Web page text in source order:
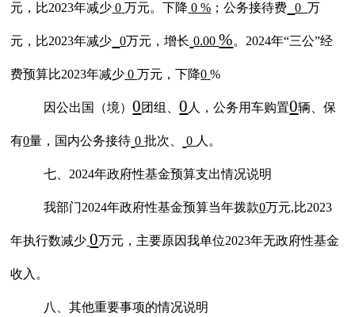
元，比2023年减少 0 万元。下降 0 % ；公务接待费 0万
元，比2023年减少 0万元，增长 0.00%。 2024年“三公”经
费预算比2023年减少 0 万元，下降0 %
因公出国（境）0团组、0 人，公务用车购置0辆、保
有0量，国内公务接待 0批次、 0 人。
七、 2024年政府性基金预算支出情况说明
我部门2024年政府性基金预算当年拨款0万元,比2023
年执行数减少 0万元，主要原因我单位2023年无政府性基金
收入。
八、其他重要事项的情况说明